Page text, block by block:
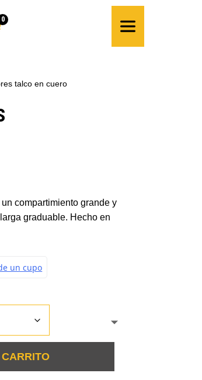
0
talco en cuero
compartimiento grande y
graduable. Hecho en